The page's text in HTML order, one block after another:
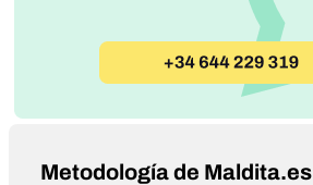
Metodología de Maldita.es